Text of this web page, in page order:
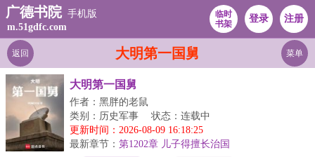
广德书院 手机版
m.51gdfc.com
临时
书架
登录 注册
大明第一国舅
返回 菜单
大明第一国舅
作者：黑胖的老鼠
类别：历史军事
状态：连载中
更新时间：2026-08-09 16:18:25
最新章节： 第1202章 儿子得擅长治国